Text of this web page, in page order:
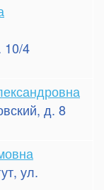
10/4
д. 8
ул.